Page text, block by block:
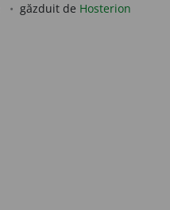
găzduit de Hosterion